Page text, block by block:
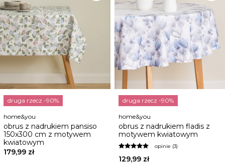
druga rzecz -90%
home&you
obrus z nadrukiem pansiso
150x300 cm z motywem
kwiatowym
179,99 zł
druga rzecz -90%
home&you
obrus z nadrukiem fladis z
motywem kwiatowym
opinie (3)
129,99 zł